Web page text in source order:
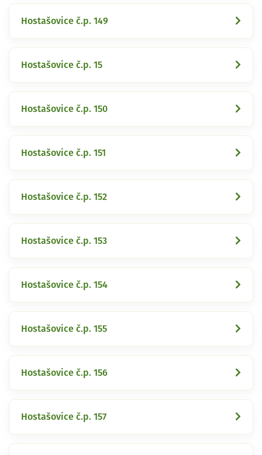
Hostašovice č.p. 149
Hostašovice č.p. 15
Hostašovice č.p. 150
Hostašovice č.p. 151
Hostašovice č.p. 152
Hostašovice č.p. 153
Hostašovice č.p. 154
Hostašovice č.p. 155
Hostašovice č.p. 156
Hostašovice č.p. 157